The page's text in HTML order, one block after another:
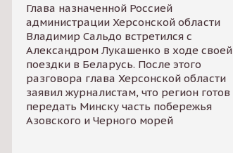
Глава назначенной Россией
администрации Херсонской области
Владимир Сальдо встретился с
Александром Лукашенко в ходе своей
поездки в Беларусь. После этого
разговора глава Херсонской области
заявил журналистам, что регион готов
передать Минску часть побережья
Азовского и Черного морей